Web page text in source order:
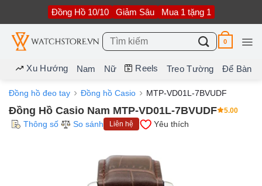
nội
dung
Đồng Hồ 10/10 Giảm Sâu Mua 1 tặng 1
Tìm
kiếm:
0
Xu Hướng Nam Nữ Reels Treo Tường Để Bàn
Đồng hồ đeo tay Đồng hồ Casio MTP-VD01L-7BVUDF
Đồng Hồ Casio Nam MTP-VD01L-7BVUDF 5.00
Thông số So sánh Liên hệ Yêu thích